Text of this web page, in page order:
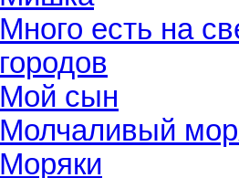
Много есть на
городов
Мой сын
Молчаливый
Моряки